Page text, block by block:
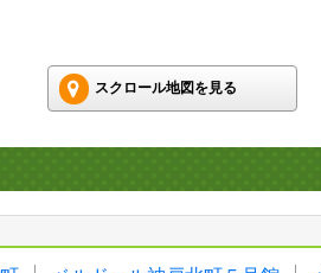
スクロール地図を見る